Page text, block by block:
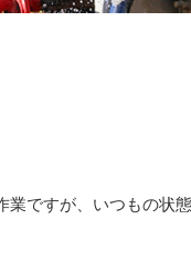
業ですが、いつもの状